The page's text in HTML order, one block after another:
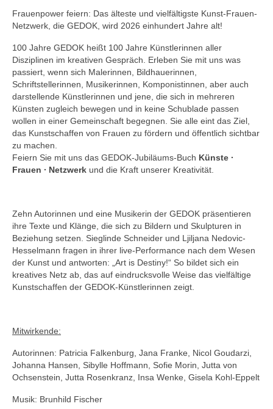
Frauenpower feiern: Das älteste und vielfältigste Kunst-Frauen-
Netzwerk, die GEDOK, wird 2026 einhundert Jahre alt!
100 Jahre GEDOK heißt 100 Jahre Künstlerinnen aller
Disziplinen im kreativen Gespräch. Erleben Sie mit uns was
passiert, wenn sich Malerinnen, Bildhauerinnen,
Schriftstellerinnen, Musikerinnen, Komponistinnen, aber auch
darstellende Künstlerinnen und jene, die sich in mehreren
Künsten zugleich bewegen und in keine Schublade passen
wollen in einer Gemeinschaft begegnen. Sie alle eint das Ziel,
das Kunstschaffen von Frauen zu fördern und öffentlich sichtbar
zu machen.
Feiern Sie mit uns das GEDOK-Jubiläums-Buch Künste ∙
Frauen ∙ Netzwerk und die Kraft unserer Kreativität.
Zehn Autorinnen und eine Musikerin der GEDOK präsentieren
ihre Texte und Klänge, die sich zu Bildern und Skulpturen in
Beziehung setzen. Sieglinde Schneider und Ljiljana Nedovic-
Hesselmann fragen in ihrer live-Performance nach dem Wesen
der Kunst und antworten: „Art is Destiny!“ So bildet sich ein
kreatives Netz ab, das auf eindrucksvolle Weise das vielfältige
Kunstschaffen der GEDOK-Künstlerinnen zeigt.
Mitwirkende:
Autorinnen: Patricia Falkenburg, Jana Franke, Nicol Goudarzi,
Johanna Hansen, Sibylle Hoffmann, Sofie Morin, Jutta von
Ochsenstein, Jutta Rosenkranz, Insa Wenke, Gisela Kohl-Eppelt
Musik: Brunhild Fischer